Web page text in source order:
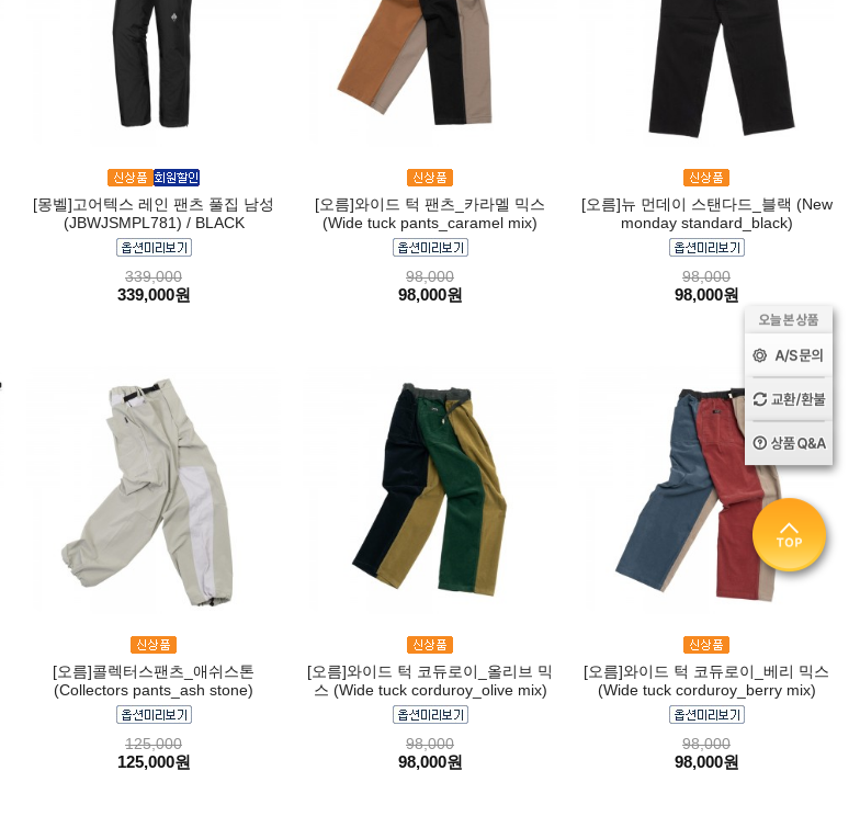
[몽벨]고어텍스 레인 팬츠 풀집 남성
(JBWJSMPL781) / BLACK
339,000
339,000원
[오름]와이드 턱 팬츠_카라멜 믹스
(Wide tuck pants_caramel mix)
98,000
98,000원
[오름]뉴 먼데이 스탠다드_블랙 (New
monday standard_black)
98,000
98,000원
[오름]콜렉터스팬츠_애쉬스톤
(Collectors pants_ash stone)
125,000
125,000원
[오름]와이드 턱 코듀로이_올리브 믹
스 (Wide tuck corduroy_olive mix)
98,000
98,000원
[오름]와이드 턱 코듀로이_베리 믹스
(Wide tuck corduroy_berry mix)
98,000
98,000원